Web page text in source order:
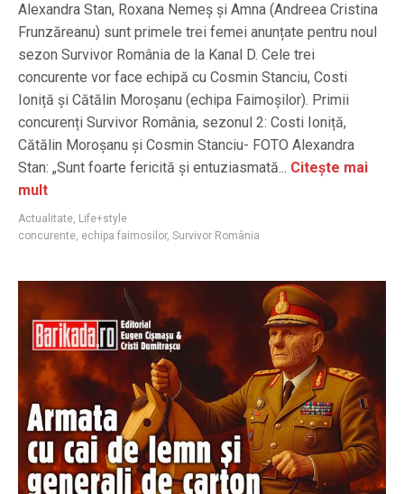
Alexandra Stan, Roxana Nemeș și Amna (Andreea Cristina
Frunzăreanu) sunt primele trei femei anunțate pentru noul
sezon Survivor România de la Kanal D. Cele trei
concurente vor face echipă cu Cosmin Stanciu, Costi
Ioniță și Cătălin Moroșanu (echipa Faimoșilor). Primii
concurenți Survivor România, sezonul 2: Costi Ioniță,
Cătălin Moroșanu și Cosmin Stanciu- FOTO Alexandra
Stan: „Sunt foarte fericită și entuziasmată... Citește mai
mult
Actualitate, Life+style
concurente, echipa faimosilor, Survivor România